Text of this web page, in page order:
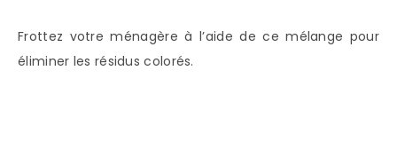
Frottez votre ménagère à l’aide de ce mélange pour
éliminer les résidus colorés.